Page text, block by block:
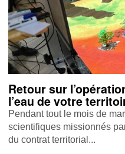
Retour sur
l’eau de votre
Pendant tout le mois de
scientifiques missionnés
du contrat territorial...